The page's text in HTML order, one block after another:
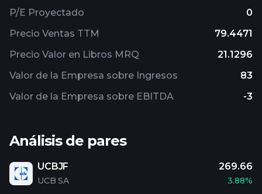
P/E Proyectado
0
Precio Ventas TTM
79.4471
Precio Valor en Libros MRQ
21.1296
Valor de la Empresa sobre Ingresos
83
Valor de la Empresa sobre EBITDA
-3
Análisis de pares
UCBJF
UCB SA
269.66
3.88%